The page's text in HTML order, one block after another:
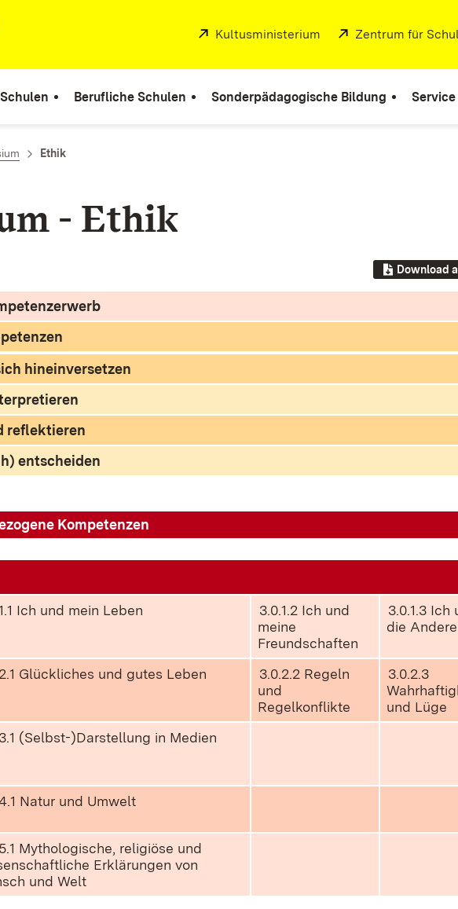
Extern:
Kultusministerium (Öffnet in neuem
Extern:
Zentrum für
Berufliche Schulen Sonderpädagogische Bildung Service
Ethik
- Ethik
Download
hineinversetzen
reflektieren
entscheiden
Kompetenzen
Ich und mein Leben
3.0.1.2 Ich und
meine
Freundschaften
3.0.1.3 Ich
die
Glückliches und gutes Leben
3.0.2.2 Regeln
und
Regelkonflikte
3.0.2.3
und Lüge
(Selbst-)Darstellung in Medien
Natur und Umwelt
Mythologische, religiöse und
Erklärungen von
und Welt